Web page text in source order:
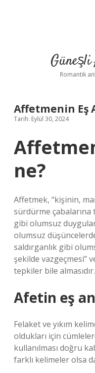
Romantik
Affetmenin Eş
Tarih: Eylül 30, 2024
ne?
Affetmek, “kişinin,
sürdürme
gibi olumsuz
olumsuz
saldırganlık gibi
şekilde vazgeçmesi”
tepkiler bile almasıdır.
Afetin eş
Felaket ve yıkım
oldukları için
kullanılması doğru
farklı kelimeler olsa